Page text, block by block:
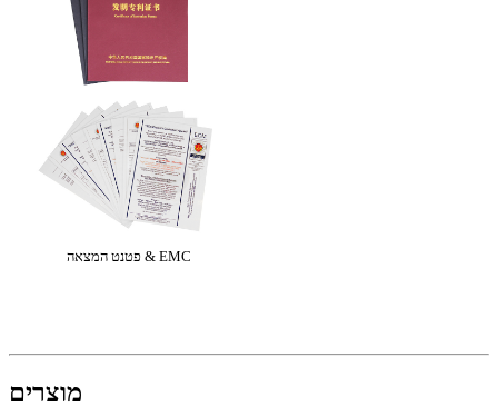
פטנט המצאה & EMC
מוצרים